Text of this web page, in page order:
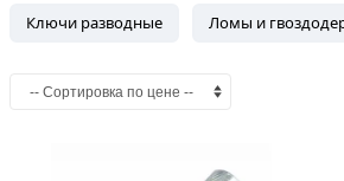
Ключи разводные Ломы и